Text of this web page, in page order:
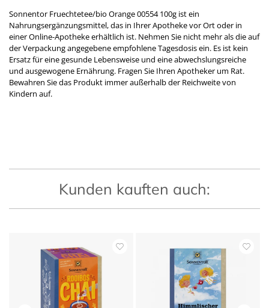
Sonnentor Fruechtetee/bio Orange 00554 100g ist ein
Nahrungsergänzungsmittel, das in Ihrer Apotheke vor Ort oder in
einer Online-Apotheke erhältlich ist. Nehmen Sie nicht mehr als die auf
der Verpackung angegebene empfohlene Tagesdosis ein. Es ist kein
Ersatz für eine gesunde Lebensweise und eine abwechslungsreiche
und ausgewogene Ernährung. Fragen Sie Ihren Apotheker um Rat.
Bewahren Sie das Produkt immer außerhalb der Reichweite von
Kindern auf.
Kunden kauften auch: